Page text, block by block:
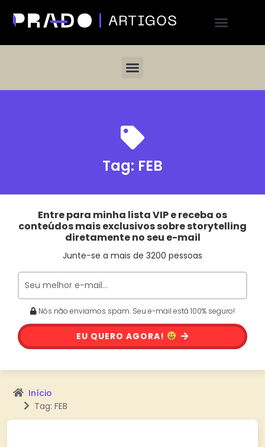
Tag: FEB
Entre para minha lista VIP e receba os
conteúdos mais exclusivos sobre storytelling
diretamente no seu e-mail
Junte-se a mais de 3200 pessoas
Nós não enviamos spam. Seu e-mail está 100% seguro!
EU QUERO AGORA!
Início
Tag: FEB